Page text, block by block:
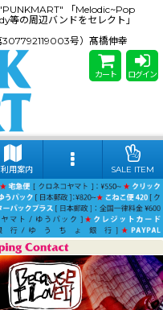
「Melodic~Pop
の周辺バンドをセレクト」
号）髙橋伸幸
カート ログイン
用案内 SALE ITEM